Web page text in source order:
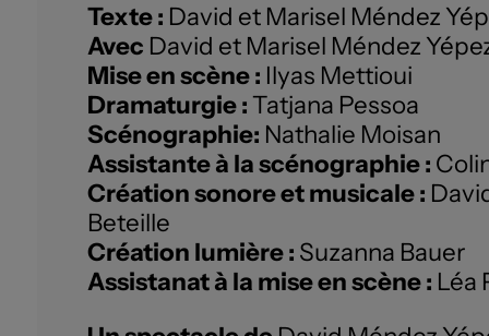
Texte : David et Marisel Méndez
Avec David et Marisel Méndez
Mise en scène : Ilyas Mettioui
Dramaturgie :Tatjana Pessoa
Scénographie: Nathalie Moisan
Assistante à la scénographie :
Création sonore et musicale :
Beteille
Création lumière : Suzanna Bauer
Assistanat à la mise en scène : Léa